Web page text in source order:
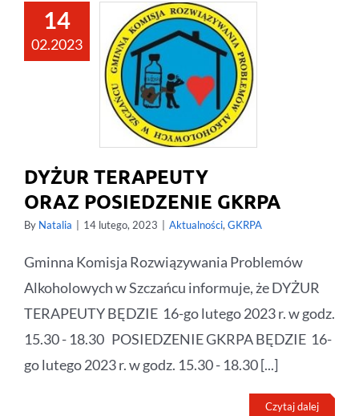
14
02.2023
DYŻUR TERAPEUTY
ORAZ POSIEDZENIE GKRPA
By Natalia 14 lutego, 2023 Aktualności,GKRPA
Gminna Komisja Rozwiązywania Problemów
Alkoholowych w Szczańcu informuje, że DYŻUR
TERAPEUTY BĘDZIE 16-go lutego 2023 r. w godz.
15.30 - 18.30 POSIEDZENIE GKRPA BĘDZIE 16-
go lutego 2023 r. w godz. 15.30 - 18.30 [...]
Czytaj dalej